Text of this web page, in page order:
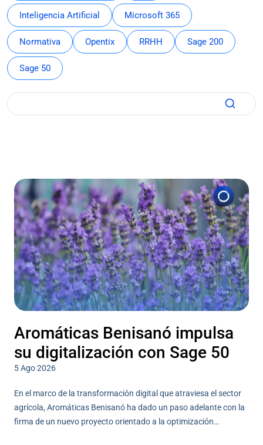
Inteligencia Artificial Microsoft 365
Normativa Opentix RRHH Sage 200
Sage 50
Aromáticas Benisanó impulsa
su digitalización con Sage 50
5 Ago 2026
En el marco de la transformación digital que atraviesa el sector
agrícola, Aromáticas Benisanó ha dado un paso adelante con la
firma de un nuevo proyecto orientado a la optimización…